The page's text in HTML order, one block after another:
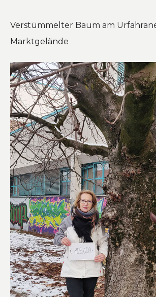
Verstümmelter Baum am
Marktgelände